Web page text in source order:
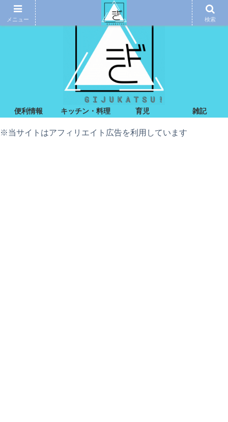
便利情報 キッチン・料理 育児 雑記
※当サイトはアフィリエイト広告を利用しています
メニュー 検索